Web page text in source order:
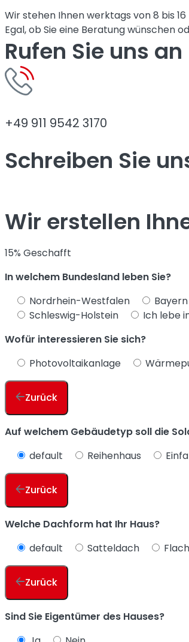
Wir stehen Ihnen werktags von 8 bis
Egal, ob Sie eine Beratung wünschen
Rufen Sie uns an
+49 911 9542 3170
Schreiben Sie
Wir erstellen
15% Geschafft
In welchem Bundesland leben Sie?
Nordrhein-Westfalen
Bayern
Schleswig-Holstein
Ich lebe
Wofür interessieren Sie sich?
Photovoltaikanlage
Zurück
Auf welchem Gebäudetyp soll die
default
Reihenhaus
Zurück
Welche Dachform hat Ihr Haus?
default
Satteldach
Zurück
Sind Sie Eigentümer des Hauses?